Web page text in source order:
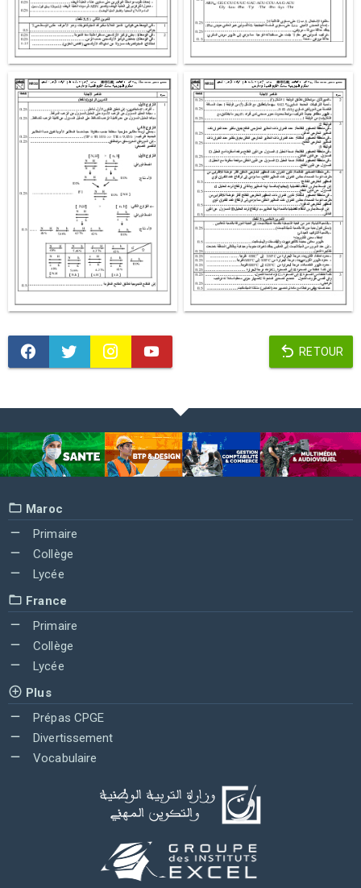
RETOUR
Maroc
Primaire
Collège
Lycée
France
Primaire
Collège
Lycée
Plus
Prépas CPGE
Divertissement
Vocabulaire